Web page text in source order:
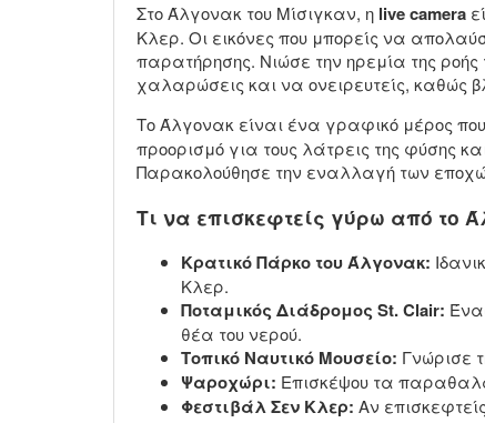
Στο Άλγoνακ του Μίσιγκαν, η live camera
Κλερ. Οι εικόνες που μπορείς να
παρατήρησης. Νιώσε την ηρεμία της ροής
χαλαρώσεις και να ονειρευτείς, καθώς
Το Άλγoνακ είναι ένα γραφικό μέρος
προορισμό για τους λάτρεις της φύσης
Παρακολούθησε την εναλλαγή των
Τι να επισκεφτείς γύρω από το
Κρατικό Πάρκο του Άλγoνακ:
Κλερ.
Ποταμικός Διάδρομος St. Clair:
θέα του νερού.
Τοπικό Ναυτικό Μουσείο: Γνώρισε
Ψαροχώρι: Επισκέψου τα
Φεστιβάλ Σεν Κλερ: Αν